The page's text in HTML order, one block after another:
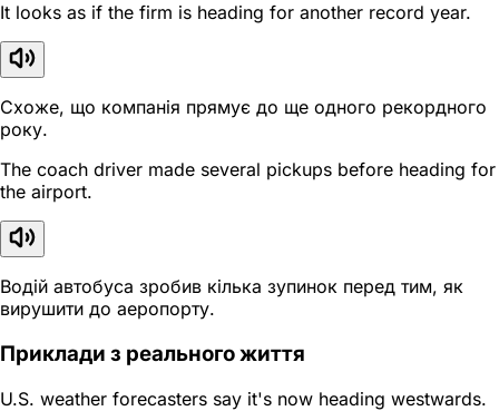
It looks as if the firm is heading for another record year.
Схоже, що компанія прямує до ще одного рекордного
року.
The coach driver made several pickups before heading for
the airport.
Водій автобуса зробив кілька зупинок перед тим, як
вирушити до аеропорту.
Приклади з реального життя
U.S. weather forecasters say it's now heading westwards.